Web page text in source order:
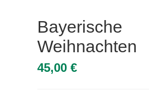
Bayerische
Weihnachten
45,00 €